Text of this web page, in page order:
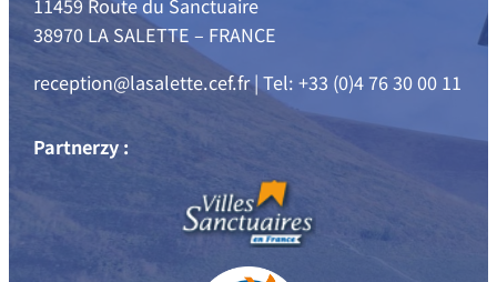
11459 Route du Sanctuaire
38970 LA SALETTE – FRANCE
reception@lasalette.cef.fr | Tel: +33 (0)4 76 30 00 11
Partnerzy :